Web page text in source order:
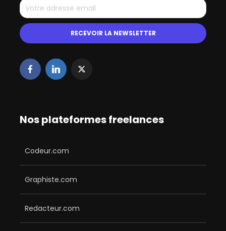
Nos plateformes freelances
Codeur.com
Graphiste.com
Redacteur.com